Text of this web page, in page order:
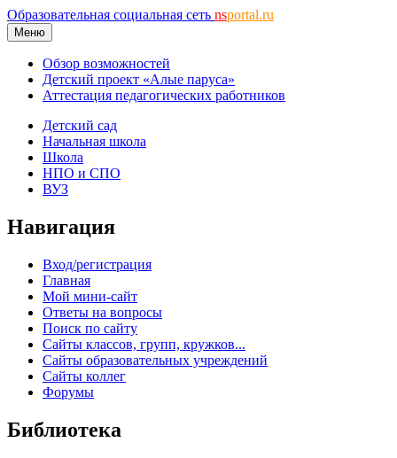
Образовательная социальная сеть nsportal.ru
Меню
Обзор возможностей
Детский проект «Алые паруса»
Аттестация педагогических работников
Детский сад
Начальная школа
Школа
НПО и СПО
ВУЗ
Навигация
Вход/регистрация
Главная
Мой мини-сайт
Ответы на вопросы
Поиск по сайту
Сайты классов, групп, кружков...
Сайты образовательных учреждений
Сайты коллег
Форумы
Библиотека